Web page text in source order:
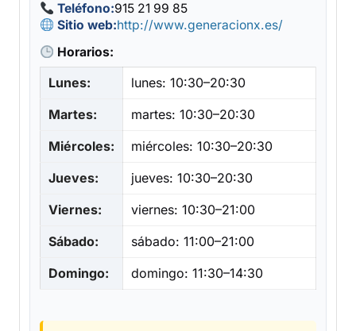
Teléfono:915 21 99 85
Sitio web:http://www.generacionx.es/
Horarios:
Lunes:
lunes: 10:30–20:30
Martes:
martes: 10:30–20:30
Miércoles:
miércoles: 10:30–20:30
Jueves:
jueves: 10:30–20:30
Viernes:
viernes: 10:30–21:00
Sábado:
sábado: 11:00–21:00
Domingo:
domingo: 11:30–14:30